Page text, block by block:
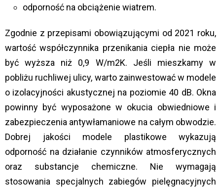
odporność na obciążenie wiatrem.
Zgodnie z przepisami obowiązującymi od 2021 roku,
wartość współczynnika przenikania ciepła nie może
być wyższa niż 0,9 W/m2K. Jeśli mieszkamy w
pobliżu ruchliwej ulicy, warto zainwestować w modele
o izolacyjności akustycznej na poziomie 40 dB. Okna
powinny być wyposażone w okucia obwiedniowe i
zabezpieczenia antywłamaniowe na całym obwodzie.
Dobrej jakości modele plastikowe wykazują
odporność na działanie czynników atmosferycznych
oraz substancje chemiczne. Nie wymagają
stosowania specjalnych zabiegów pielęgnacyjnych